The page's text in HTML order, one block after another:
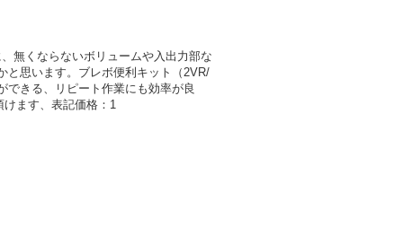
無くならないボリュームや入出力部な
と思います。ブレボ便利キット（2VR/
できる、リピート作業にも効率が良
ます、表記価格：1